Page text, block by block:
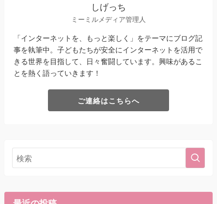
しげっち
ミーミルメディア管理人
「インターネットを、もっと楽しく」をテーマにブログ記
事を執筆中。子どもたちが安全にインターネットを活用で
きる世界を目指して、日々奮闘しています。興味があるこ
とを熱く語っていきます！
ご連絡はこちらへ